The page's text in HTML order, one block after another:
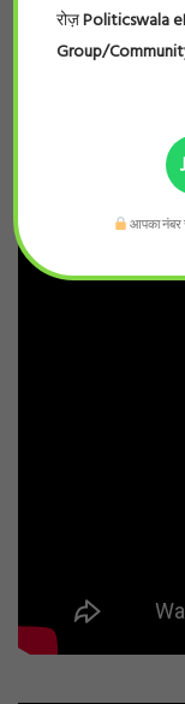
रोज़Politicswala
Group/
आपका नंबर